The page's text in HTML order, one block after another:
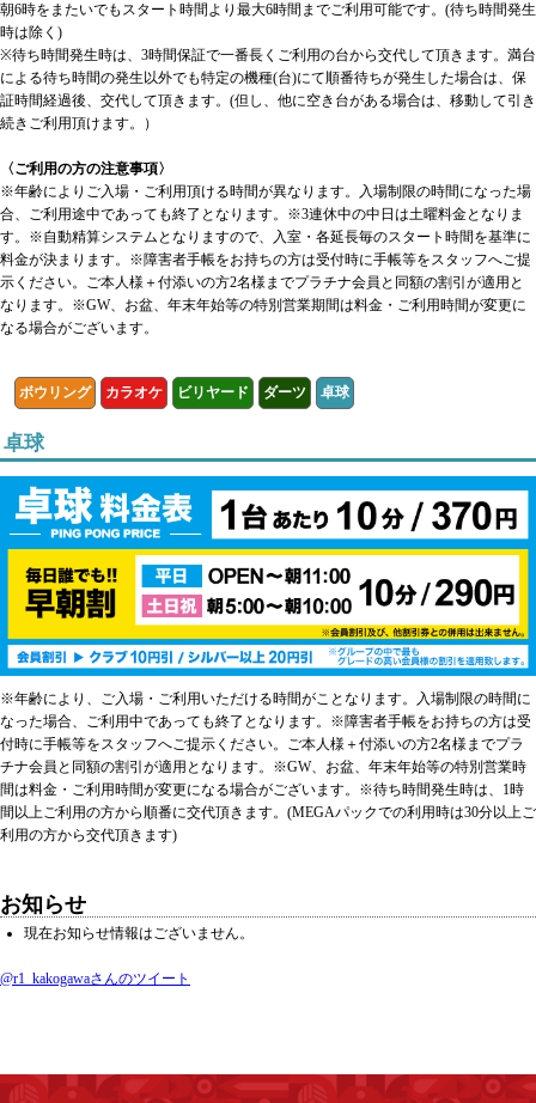
朝6時をまたいでもスタート時間より最大6時間までご利用可能です。(待ち時間発生
時は除く)
※待ち時間発生時は、3時間保証で一番長くご利用の台から交代して頂きます。満台
による待ち時間の発生以外でも特定の機種(台)にて順番待ちが発生した場合は、保
証時間経過後、交代して頂きます。(但し、他に空き台がある場合は、移動して引き
続きご利用頂けます。）
〈ご利用の方の注意事項〉
※年齢によりご入場・ご利用頂ける時間が異なります。入場制限の時間になった場
合、ご利用途中であっても終了となります。※3連休中の中日は土曜料金となりま
す。※自動精算システムとなりますので、入室・各延長毎のスタート時間を基準に
料金が決まります。※障害者手帳をお持ちの方は受付時に手帳等をスタッフへご提
示ください。ご本人様＋付添いの方2名様までプラチナ会員と同額の割引が適用と
なります。※GW、お盆、年末年始等の特別営業期間は料金・ご利用時間が変更に
なる場合がございます。
ボウリング カラオケ ビリヤード ダーツ 卓球
卓球
※年齢により、ご入場・ご利用いただける時間がことなります。入場制限の時間に
なった場合、ご利用中であっても終了となります。※障害者手帳をお持ちの方は受
付時に手帳等をスタッフへご提示ください。ご本人様＋付添いの方2名様までプラ
チナ会員と同額の割引が適用となります。※GW、お盆、年末年始等の特別営業時
間は料金・ご利用時間が変更になる場合がございます。※待ち時間発生時は、1時
間以上ご利用の方から順番に交代頂きます。(MEGAパックでの利用時は30分以上ご
利用の方から交代頂きます)
お知らせ
現在お知らせ情報はございません。
@r1_kakogawaさんのツイート